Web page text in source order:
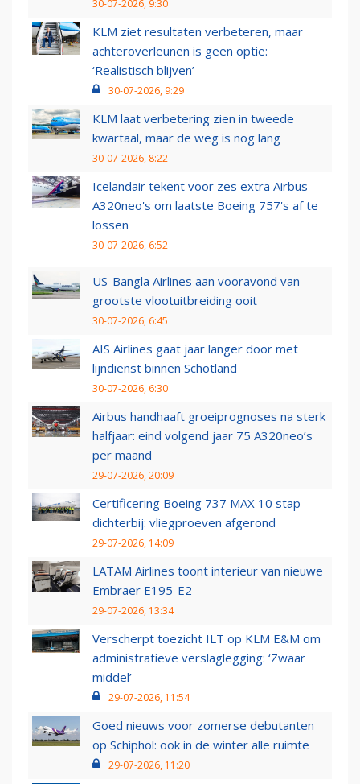
30-07-2026, 9:30
KLM ziet resultaten verbeteren, maar
achteroverleunen is geen optie:
‘Realistisch blijven’
30-07-2026, 9:29
KLM laat verbetering zien in tweede
kwartaal, maar de weg is nog lang
30-07-2026, 8:22
Icelandair tekent voor zes extra Airbus
A320neo's om laatste Boeing 757's af te
lossen
30-07-2026, 6:52
US-Bangla Airlines aan vooravond van
grootste vlootuitbreiding ooit
30-07-2026, 6:45
AIS Airlines gaat jaar langer door met
lijndienst binnen Schotland
30-07-2026, 6:30
Airbus handhaaft groeiprognoses na sterk
halfjaar: eind volgend jaar 75 A320neo’s
per maand
29-07-2026, 20:09
Certificering Boeing 737 MAX 10 stap
dichterbij: vliegproeven afgerond
29-07-2026, 14:09
LATAM Airlines toont interieur van nieuwe
Embraer E195-E2
29-07-2026, 13:34
Verscherpt toezicht ILT op KLM E&M om
administratieve verslaglegging: ‘Zwaar
middel’
29-07-2026, 11:54
Goed nieuws voor zomerse debutanten
op Schiphol: ook in de winter alle ruimte
29-07-2026, 11:20